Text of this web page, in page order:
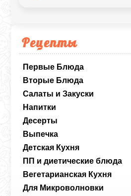
Рецепты
Первые Блюда
Вторые Блюда
Салаты и Закуски
Напитки
Десерты
Выпечка
Детская Кухня
ПП и диетические блюда
Вегетарианская Кухня
Для Микроволновки